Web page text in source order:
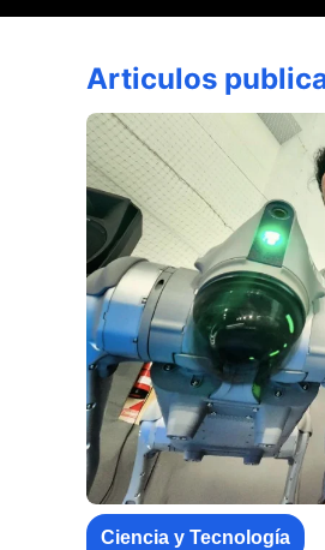
Articulos
Ciencia y Tecnología